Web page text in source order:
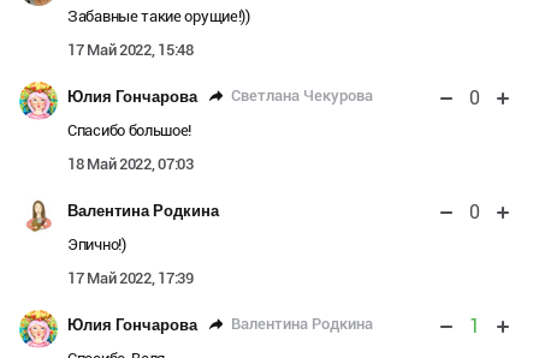
Забавные такие орущие!))
17 Май 2022, 15:48
Юлия Гончарова Светлана Чекурова 0
Спасибо большое!
18 Май 2022, 07:03
Валентина Родкина 0
Эпично!)
17 Май 2022, 17:39
Юлия Гончарова Валентина Родкина 1